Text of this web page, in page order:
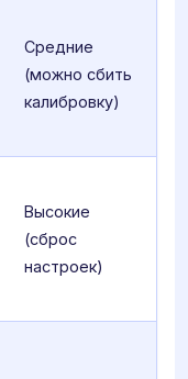
Средние
(можно сбить
калибровку)
Высокие
(сброс
настроек)